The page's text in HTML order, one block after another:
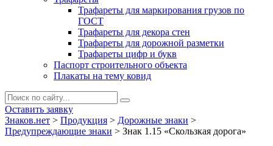
Трафареты для маркирования грузов по
ГОСТ
Трафареты для декора стен
Трафареты для дорожной разметки
Трафареты цифр и букв
Паспорт строительного объекта
Плакаты на тему ковид
Оставить заявку
Знаков.нет > Продукция > Дорожные знаки >
Предупреждающие знаки > Знак 1.15 «Скользкая дорога»